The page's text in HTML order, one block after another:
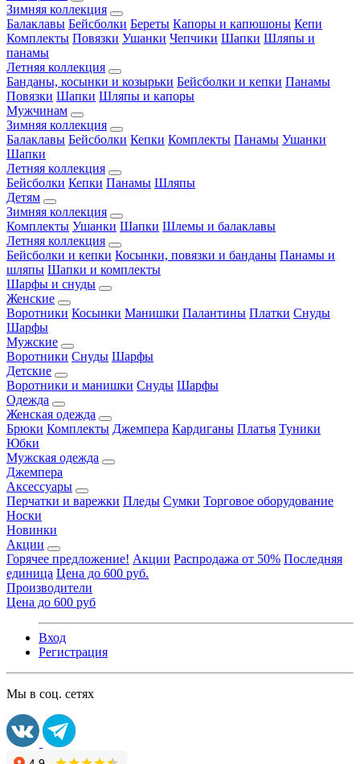
Зимняя коллекция
Балаклавы Бейсболки Береты Капоры и капюшоны Кепи
Комплекты Повязки Ушанки Чепчики Шапки Шляпы и
панамы
Летняя коллекция
Банданы, косынки и козырьки Бейсболки и кепки Панамы
Повязки Шапки Шляпы и капоры
Мужчинам
Зимняя коллекция
Балаклавы Бейсболки Кепки Комплекты Панамы Ушанки
Шапки
Летняя коллекция
Бейсболки Кепки Панамы Шляпы
Детям
Зимняя коллекция
Комплекты Ушанки Шапки Шлемы и балаклавы
Летняя коллекция
Бейсболки и кепки Косынки, повязки и банданы Панамы и
шляпы Шапки и комплекты
Шарфы и снуды
Женские
Воротники Косынки Манишки Палантины Платки Снуды
Шарфы
Мужские
Воротники Снуды Шарфы
Детские
Воротники и манишки Снуды Шарфы
Одежда
Женская одежда
Брюки Комплекты Джемпера Кардиганы Платья Туники
Юбки
Мужская одежда
Джемпера
Аксессуары
Перчатки и варежки Пледы Сумки Торговое оборудование
Носки
Новинки
Акции
Горячее предложение! Акции Распродажа от 50% Последняя
единица Цена до 600 руб.
Производители
Цена до 600 руб
Вход
Регистрация
Мы в соц. сетях